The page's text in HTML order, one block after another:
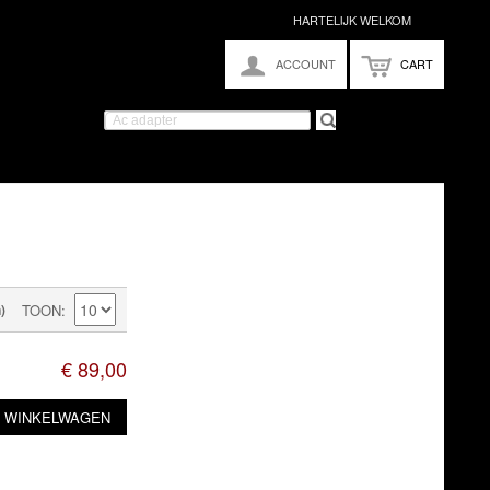
HARTELIJK WELKOM
ACCOUNT CART
TOON
€ 89,00
WINKELWAGEN